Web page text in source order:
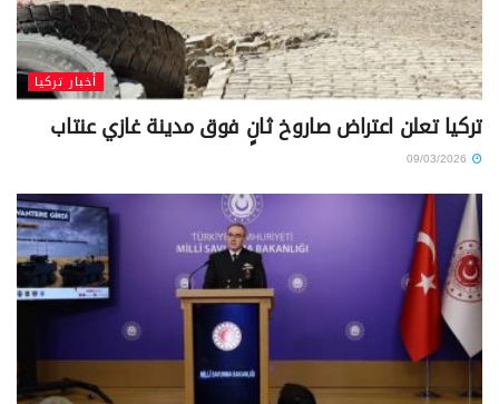
أخبار تركيا
تركيا تعلن اعتراض صاروخ ثانٍ فوق مدينة غازي عنتاب